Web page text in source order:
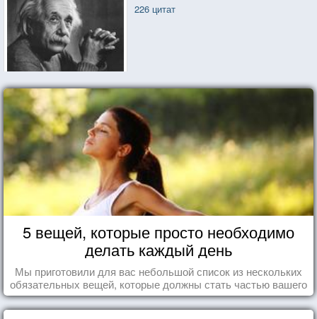
226 цитат
5 вещей, которые просто необходимо
делать каждый день
Мы приготовили для вас небольшой список из нескольких
обязательных вещей, которые должны стать частью вашего
дня.